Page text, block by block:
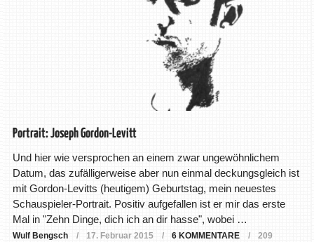
Portrait: Joseph Gordon-Levitt
Und hier wie versprochen an einem zwar ungewöhnlichem
Datum, das zufälligerweise aber nun einmal deckungsgleich ist
mit Gordon-Levitts (heutigem) Geburtstag, mein neuestes
Schauspieler-Portrait. Positiv aufgefallen ist er mir das erste
Mal in "Zehn Dinge, dich ich an dir hasse", wobei …
Wulf Bengsch 17. Februar 2015 6 KOMMENTARE
209